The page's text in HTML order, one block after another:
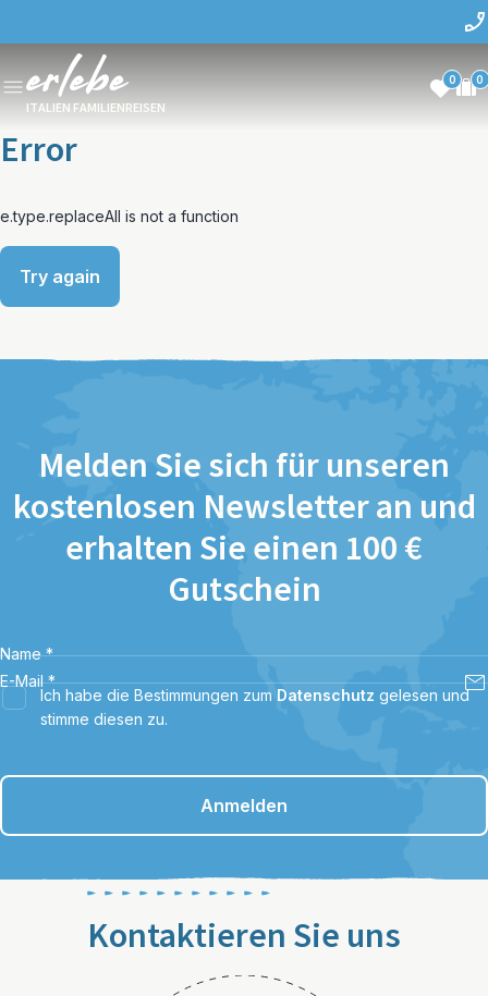
ITALIEN FAMILIENREISEN
0 0
Error
e.type.replaceAll is not a function
Try again
Melden Sie sich für unseren
kostenlosen Newsletter an und
erhalten Sie einen 100 €
Gutschein
Name *
E-Mail *
Ich habe die Bestimmungen zum Datenschutz gelesen und
stimme diesen zu.
Anmelden
Kontaktieren Sie uns